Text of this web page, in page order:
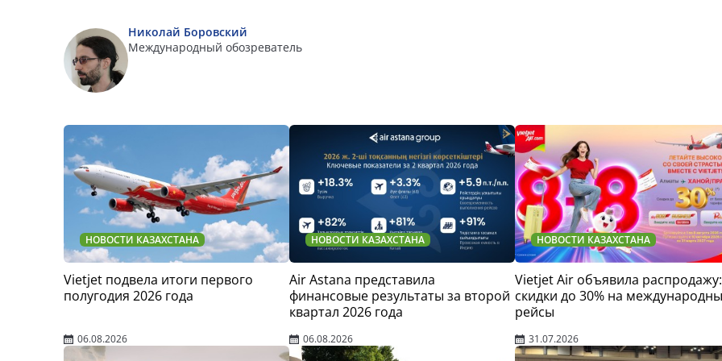
Николай Боровский
Международный обозреватель
НОВОСТИ КАЗАХСТАНА
Vietjet подвела итоги первого
полугодия 2026 года
06.08.2026
НОВОСТИ КАЗАХСТАНА
Air Astana представила
финансовые результаты за второй
квартал 2026 года
06.08.2026
НОВОСТИ КАЗАХСТАНА
Vietjet Air объявила распродажу:
скидки до 30% на
рейсы
31.07.2026